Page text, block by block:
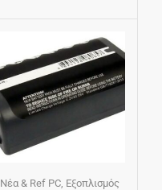
Νέα & Ref PC Εξοπλισμός